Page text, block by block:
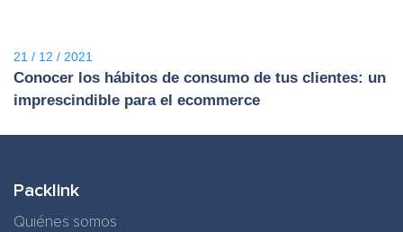
21 / 12 / 2021
Conocer los hábitos de consumo de tus clientes: un
imprescindible para el ecommerce
Packlink
Quiénes somos